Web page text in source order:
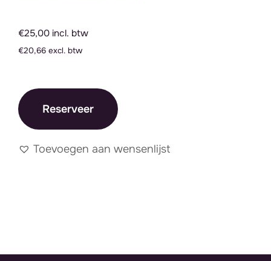
€25,00 incl. btw
€20,66 excl. btw
Reserveer
Toevoegen aan wensenlijst